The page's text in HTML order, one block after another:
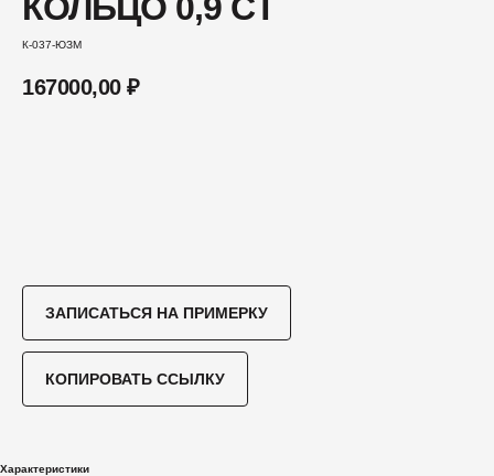
К-037-ЮЗМ
167000,00 ₽
ЗАПИСАТЬСЯ НА ПРИМЕРКУ
КОПИРОВАТЬ ССЫЛКУ
Характеристики